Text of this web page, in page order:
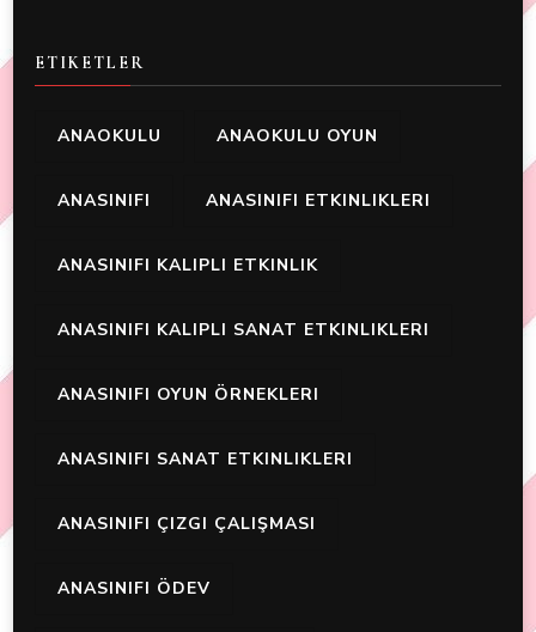
ETIKETLER
ANAOKULU ANAOKULU OYUN
ANASINIFI ANASINIFI ETKINLIKLERI
ANASINIFI KALIPLI ETKINLIK
ANASINIFI KALIPLI SANAT ETKINLIKLERI
ANASINIFI OYUN ÖRNEKLERI
ANASINIFI SANAT ETKINLIKLERI
ANASINIFI ÇIZGI ÇALIŞMASI
ANASINIFI ÖDEV